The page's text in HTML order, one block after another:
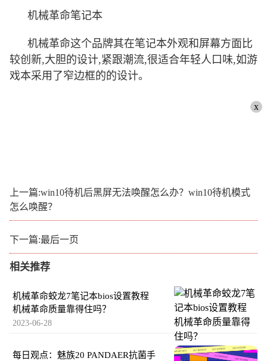
机械革命笔记本
机械革命这个品牌其在笔记本外观和屏幕方面比
较创新,大胆的设计,紧跟潮流,很适合年轻人口味,如游
戏本采用了窄边框的的设计。
x
上一篇:win10待机后黑屏无法唤醒怎么办？win10待机模式
怎么唤醒？
下一篇:最后一页
相关推荐
机械革命蛟龙7笔记本bios设置教程
机械革命质量靠得住吗？
2023-06-28
每日观点：魅族20 PANDAER抗菌手